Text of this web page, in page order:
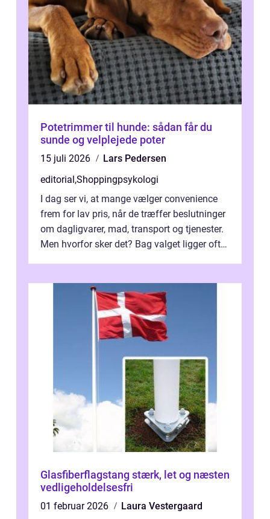
Potetrimmer til hunde: sådan får du
sunde og velplejede poter
15 juli 2026
Lars Pedersen
editorial ,Shoppingpsykologi
I dag ser vi, at mange vælger convenience
frem for lav pris, når de træffer beslutninger
om dagligvarer, mad, transport og tjenester.
Men hvorfor sker det? Bag valget ligger ofte
Glasfiberflagstang stærk, let og næsten
vedligeholdelsesfri
01 februar 2026
Laura Vestergaard